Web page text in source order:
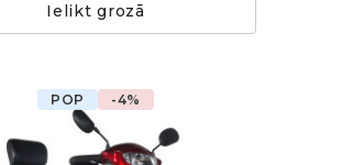
Ielikt grozā
POP -4%